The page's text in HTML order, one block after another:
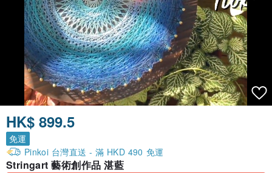
HK$ 899.5
免運
Pinkoi 台灣直送 - 滿 HKD 490 免運
Stringart 藝術創作品 湛藍